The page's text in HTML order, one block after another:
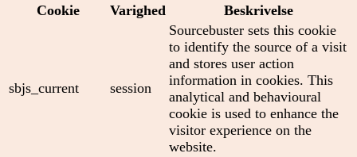
Cookie
Varighed Beskrivelse
sbjs_current session
Sourcebuster sets this cookie
to identify the source of a visit
and stores user action
information in cookies. This
analytical and behavioural
cookie is used to enhance the
visitor experience on the
website.